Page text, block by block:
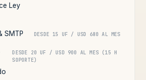
Ley
SMTP DESDE 15 UF / USD 680 AL MES
DESDE 20 UF / USD 900 AL MES (15 H
SOPORTE)